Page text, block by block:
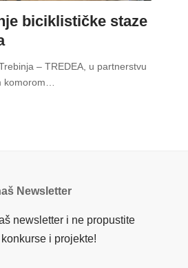
biciklističke staze
– TREDEA, u partnerstvu
komorom
Newsletter
newsletter i ne propustite
i projekte!